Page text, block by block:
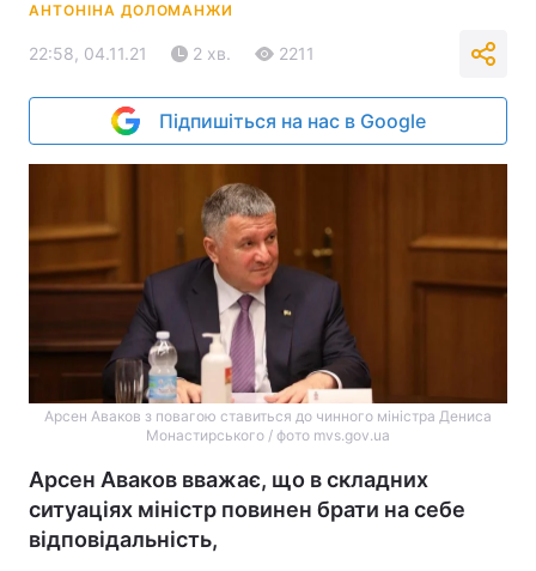
АНТОНІНА ДОЛОМАНЖИ
22:58, 04.11.21 2 хв. 2211
Підпишіться на нас в Google
Арсен Аваков з повагою ставиться до чинного міністра Дениса
Монастирського / фото mvs.gov.ua
Арсен Аваков вважає, що в складних
ситуаціях міністр повинен брати на себе
відповідальність,